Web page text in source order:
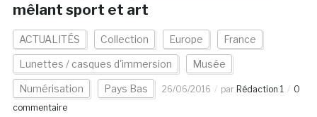
mêlant sport et art
ACTUALITÉS Collection Europe France
Lunettes / casques d'immersion Musée
Numérisation Pays Bas 26/06/2016 par Rédaction 1
0
commentaire